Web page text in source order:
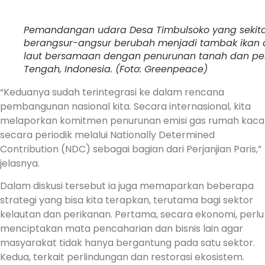
Pemandangan udara Desa Timbulsoko yang
berangsur-angsur berubah menjadi tambak
laut bersamaan dengan penurunan tanah dan
Tengah, Indonesia. (Foto: Greenpeace)
“Keduanya sudah terintegrasi ke dalam rencana
pembangunan nasional kita. Secara internasional, kita
melaporkan komitmen penurunan emisi gas rumah kaca
secara periodik melalui Nationally Determined
Contribution (NDC) sebagai bagian dari Perjanjian Paris,”
jelasnya.
Dalam diskusi tersebut ia juga memaparkan beberapa
strategi yang bisa kita terapkan, terutama bagi sektor
kelautan dan perikanan. Pertama, secara ekonomi, perlu
menciptakan mata pencaharian dan bisnis lain agar
masyarakat tidak hanya bergantung pada satu sektor.
Kedua, terkait perlindungan dan restorasi ekosistem.